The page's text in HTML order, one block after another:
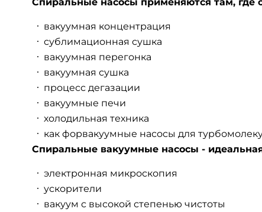
вакуумная концентрация
сублимационная сушка
вакуумная перегонка
вакуумная сушка
процесс дегазации
вакуумные печи
холодильная техника
как форвакуумные насосы для
Спиральные вакуумные насосы -
электронная микроскопия
ускорители
вакуум с высокой степенью чистоты